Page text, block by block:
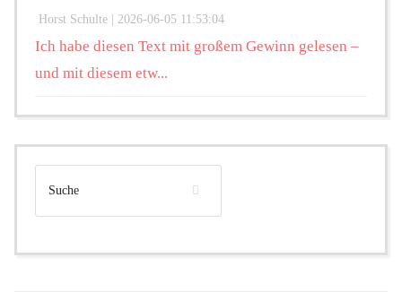
Horst Schulte | 2026-06-05 11:53:04
Ich habe diesen Text mit großem Gewinn gelesen –
und mit diesem etw...